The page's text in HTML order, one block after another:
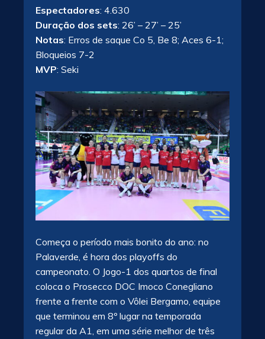
Espectadores: 4.630
Duração dos sets: 26’ – 27’ – 25’
Notas: Erros de saque Co 5, Be 8; Aces 6-1;
Bloqueios 7-2
MVP: Seki
Começa o período mais bonito do ano: no
Palaverde, é hora dos playoffs do
campeonato. O Jogo-1 dos quartos de final
coloca o Prosecco DOC Imoco Conegliano
frente a frente com o Vôlei Bergamo, equipe
que terminou em 8º lugar na temporada
regular da A1, em uma série melhor de três